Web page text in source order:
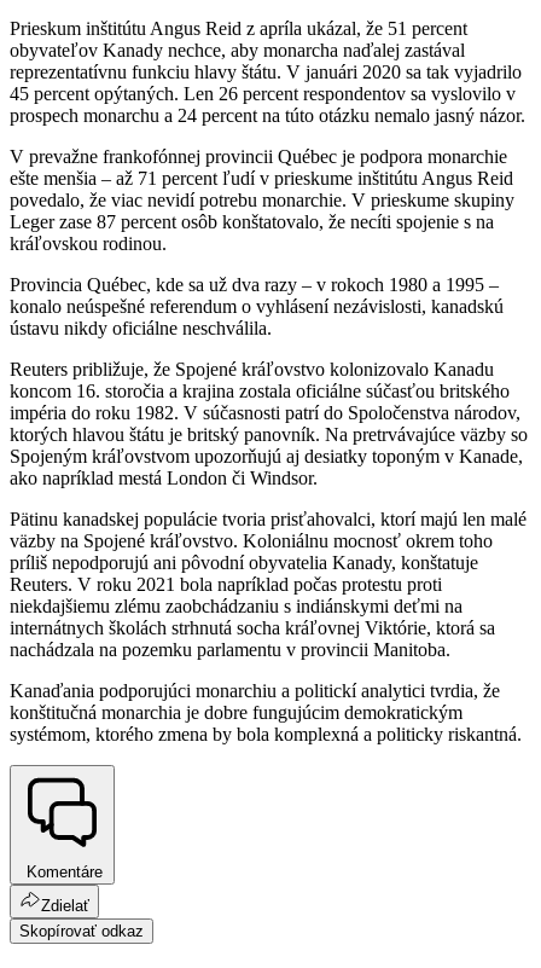
Prieskum inštitútu Angus Reid z apríla ukázal, že 51 percent
obyvateľov Kanady nechce, aby monarcha naďalej zastával
reprezentatívnu funkciu hlavy štátu. V januári 2020 sa tak vyjadrilo
45 percent opýtaných. Len 26 percent respondentov sa vyslovilo v
prospech monarchu a 24 percent na túto otázku nemalo jasný názor.
V prevažne frankofónnej provincii Québec je podpora monarchie
ešte menšia – až 71 percent ľudí v prieskume inštitútu Angus Reid
povedalo, že viac nevidí potrebu monarchie. V prieskume skupiny
Leger zase 87 percent osôb konštatovalo, že necíti spojenie s na
kráľovskou rodinou.
Provincia Québec, kde sa už dva razy – v rokoch 1980 a 1995 –
konalo neúspešné referendum o vyhlásení nezávislosti, kanadskú
ústavu nikdy oficiálne neschválila.
Reuters približuje, že Spojené kráľovstvo kolonizovalo Kanadu
koncom 16. storočia a krajina zostala oficiálne súčasťou britského
impéria do roku 1982. V súčasnosti patrí do Spoločenstva národov,
ktorých hlavou štátu je britský panovník. Na pretrvávajúce väzby so
Spojeným kráľovstvom upozorňujú aj desiatky toponým v Kanade,
ako napríklad mestá London či Windsor.
Pätinu kanadskej populácie tvoria prisťahovalci, ktorí majú len malé
väzby na Spojené kráľovstvo. Koloniálnu mocnosť okrem toho
príliš nepodporujú ani pôvodní obyvatelia Kanady, konštatuje
Reuters. V roku 2021 bola napríklad počas protestu proti
niekdajšiemu zlému zaobchádzaniu s indiánskymi deťmi na
internátnych školách strhnutá socha kráľovnej Viktórie, ktorá sa
nachádzala na pozemku parlamentu v provincii Manitoba.
Kanaďania podporujúci monarchiu a politickí analytici tvrdia, že
konštitučná monarchia je dobre fungujúcim demokratickým
systémom, ktorého zmena by bola komplexná a politicky riskantná.
Komentáre
Zdielať
Skopírovať odkaz